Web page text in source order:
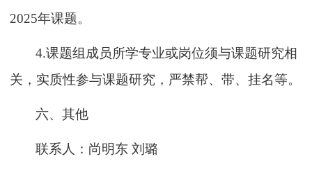
2025年课题。
4.课题组成员所学专业或岗位须与课题研究相
关， 实质性参与课题研究， 严禁帮、带、挂名等。
六、其他
联系人 ： 尚明东 刘璐